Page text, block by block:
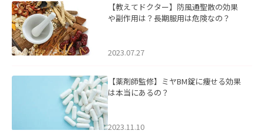
【教えてドクター】防風通聖散の効果
や副作用は？長期服用は危険なの？
2023.07.27
【薬剤師監修】ミヤBM錠に痩せる効果
は本当にあるの？
2023.11.10